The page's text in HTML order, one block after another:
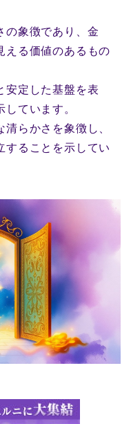
の象徴であり、金
える価値のあるもの
安定した基盤を表
ています。
らかさを象徴し、
することを示してい